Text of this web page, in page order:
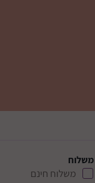
משלוח
משלוח חינם